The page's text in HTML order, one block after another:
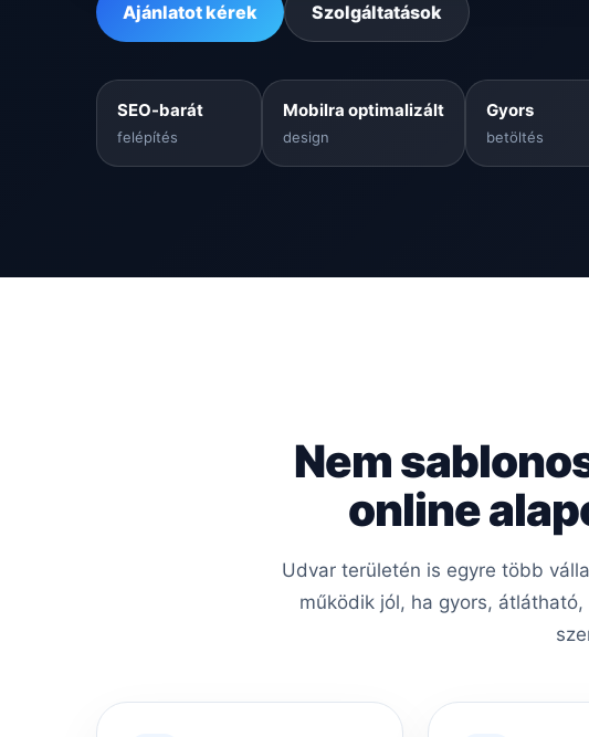
Ajánlatot kérek Szolgáltatások
SEO-barát
felépítés
Mobilra optimalizált
design
Gyors
betöltés
Nem
online
Udvar területén is egyre több
működik jól, ha gyors,